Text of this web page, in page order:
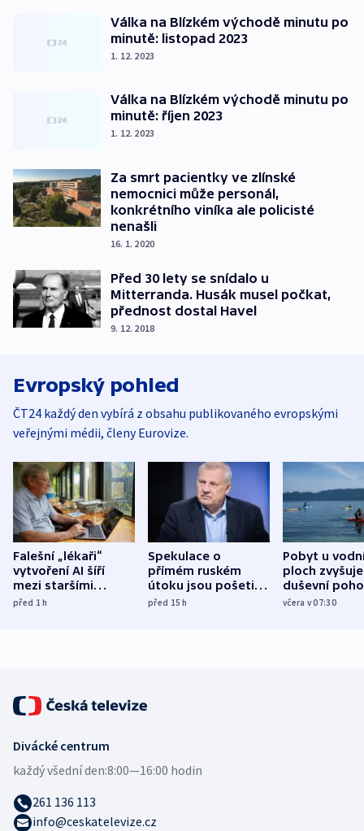
Válka na Blízkém východě minutu po
minutě: listopad 2023
1. 12. 2023
Válka na Blízkém východě minutu po
minutě: říjen 2023
1. 12. 2023
Za smrt pacientky ve zlínské
nemocnici může personál,
konkrétního viníka ale policisté
nenašli
16. 1. 2020
Před 30 lety se snídalo u
Mitterranda. Husák musel počkat,
přednost dostal Havel
9. 12. 2018
Evropský pohled
ČT24 každý den vybírá z obsahu publikovaného evropskými
veřejnými médii, členy Eurovize.
Falešní „lékaři“
vytvoření AI šíří
mezi staršími
Poláky nebezpečné
před 1h
Spekulace o
přímém ruském
útoku jsou pošetilé,
míní estonský
před 15h
Pobyt u
ploch zvyšuje
duševní
ukázala
včera v 07:30
Divácké centrum
každý všední den:8:00—16:00 hodin
261 136 113
info@ceskatelevize.cz